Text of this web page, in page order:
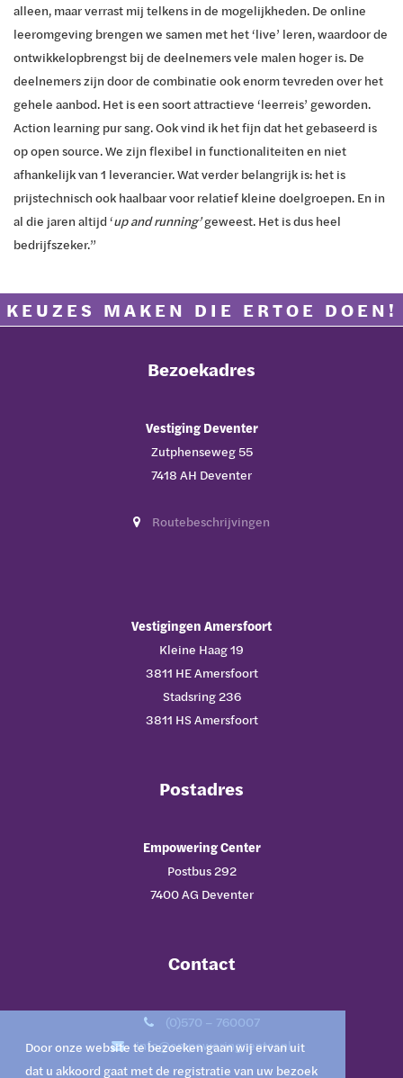
Door onze website te bezoeken gaan wij ervan uit
dat u akkoord gaat met de registratie van uw bezoek
alleen, maar verrast mij telkens in de mogelijkheden. De online
leeromgeving brengen we samen met het ‘live’ leren, waardoor de
ontwikkelopbrengst bij de deelnemers vele malen hoger is. De
deelnemers zijn door de combinatie ook enorm tevreden over het
gehele aanbod. Het is een soort attractieve ‘leerreis’ geworden.
Action learning pur sang. Ook vind ik het fijn dat het gebaseerd is
op open source. We zijn flexibel in functionaliteiten en niet
afhankelijk van 1 leverancier. Wat verder belangrijk is: het is
prijstechnisch ook haalbaar voor relatief kleine doelgroepen. En in
al die jaren altijd ‘up and running’geweest. Het is dus heel
bedrijfszeker.”
KEUZES MAKEN DIE ERTOE DOEN!
Bezoekadres
Vestiging Deventer
Zutphenseweg 55
7418 AH Deventer
Routebeschrijvingen
Vestigingen Amersfoort
Kleine Haag 19
3811 HE Amersfoort
Stadsring 236
3811 HS Amersfoort
Postadres
Empowering Center
Postbus 292
7400 AG Deventer
Contact
(0)570 – 760007
info@empoweringcenter.nl